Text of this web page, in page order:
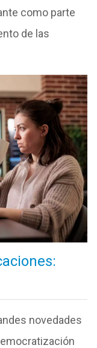
como parte
de las
novedades